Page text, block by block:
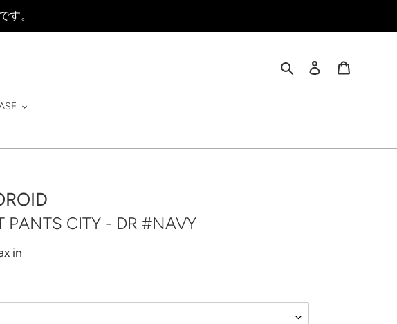
す。
検索 ログイン
PANTS CITY - DR #NAVY
in